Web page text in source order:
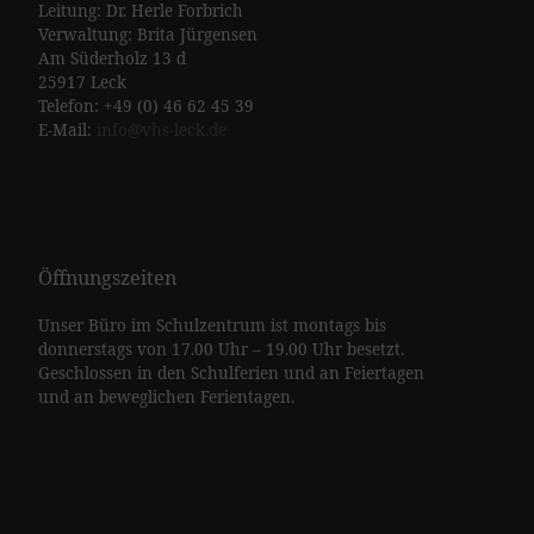
Leitung: Dr. Herle Forbrich
Verwaltung: Brita Jürgensen
Am Süderholz 13 d
25917 Leck
Telefon: +49 (0) 46 62 45 39
E-Mail:
Öffnungszeiten
Unser Büro im Schulzentrum ist montags bis
donnerstags von 17.00 Uhr – 19.00 Uhr besetzt.
Geschlossen in den Schulferien und an Feiertagen
und an beweglichen Ferientagen.